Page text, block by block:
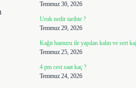
Temmuz 30, 2026
Uruk nedir tarihte ?
Temmuz 29, 2026
Kağıt hamuru ile yapılan kalın ve sert
Temmuz 25, 2026
4 pm cest saat kaç ?
Temmuz 24, 2026